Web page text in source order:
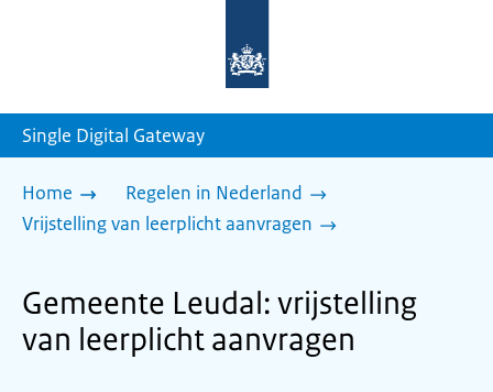
homepage
Single Digital Gateway
Home
Regelen in Nederland
Vrijstelling van leerplicht aanvragen
Gemeente Leudal: vrijstelling
van leerplicht aanvragen